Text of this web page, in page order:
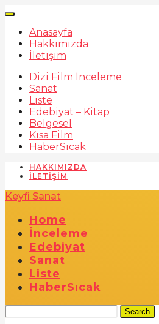
Anasayfa
Hakkımızda
İletişim
Dizi Film İnceleme
Sanat
Liste
Edebiyat – Kitap
Belgesel
Kısa Film
HaberSıcak
HAKKIMIZDA
İLETIŞIM
Keyfi Sanat
Home
İnceleme
Edebiyat
Sanat
Liste
HaberSıcak
Search